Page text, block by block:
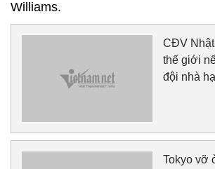
Williams.
CĐV
thế giới
đội nhà
Tokyo vỡ